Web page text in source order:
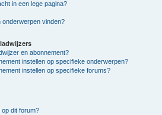
in een lege pagina?
onderwerpen vinden?
en abonnement?
instellen op specifieke onderwerpen?
instellen op specifieke forums?
op dit forum?